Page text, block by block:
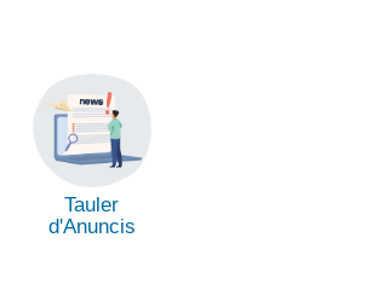
Tauler
d'Anuncis